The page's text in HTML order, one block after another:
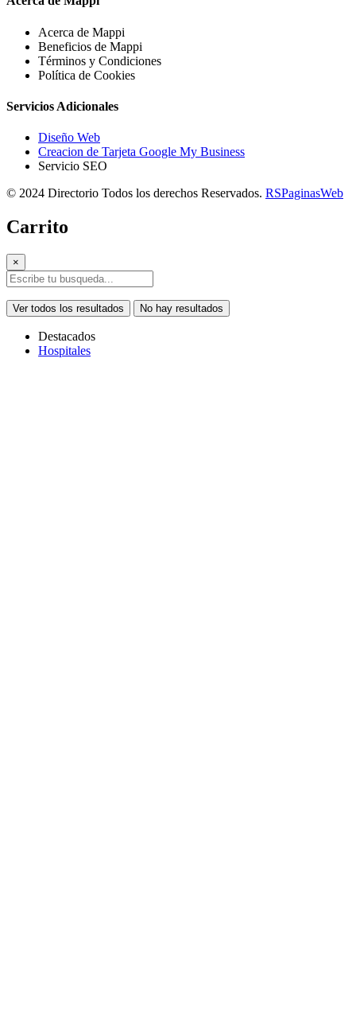
Acerca de Mappi
Beneficios de Mappi
Términos y Condiciones
Política de Cookies
Servicios Adicionales
Diseño Web
Creacion de Tarjeta Google My Business
Servicio SEO
© 2024 Directorio Todos los derechos Reservados. RSPaginasWeb
Carrito
×
Ver todos los resultados No hay resultados
Destacados
Hospitales